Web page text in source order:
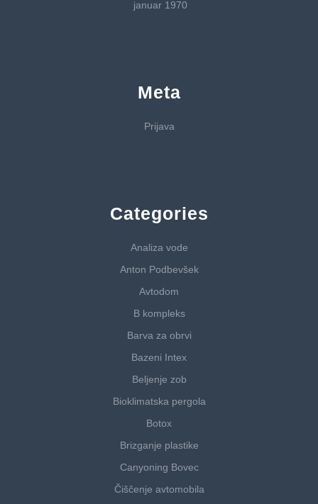
januar 1970
Meta
Prijava
Categories
Analiza vode
Anton Podbevšek
Avtodom
B kompleks
Barva za obrvi
Bazeni Intex
Beljenje zob
Bioklimatska pergola
Botox
Brizganje plastike
Canyoning Bovec
Čiščenje avtomobila